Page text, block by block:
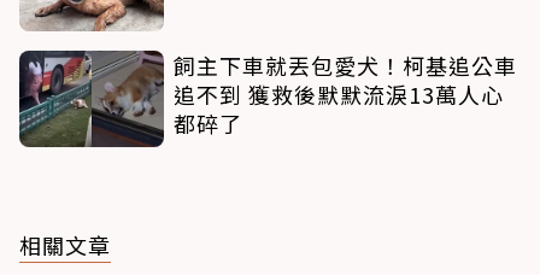
飼主下車就丟包愛犬！柯基追公車
追不到 獲救後默默流淚13萬人心
都碎了
相關文章